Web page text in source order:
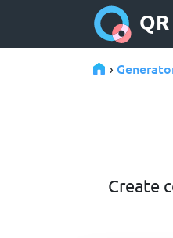
›
Create